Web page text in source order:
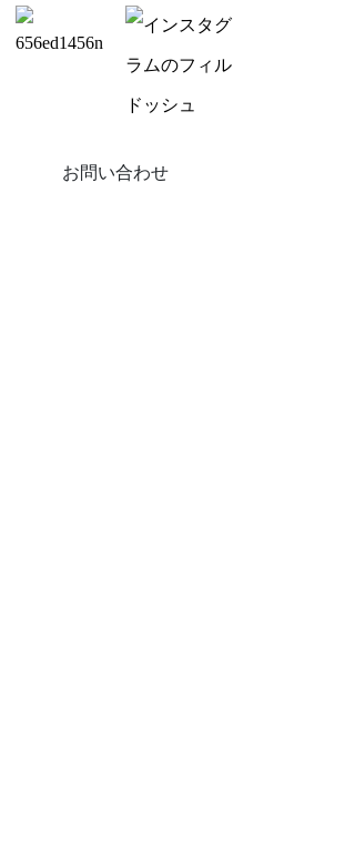
お問い合わせ